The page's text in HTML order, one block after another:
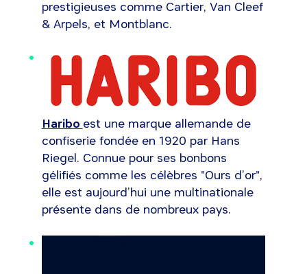
prestigieuses comme Cartier, Van Cleef
& Arpels, et Montblanc.
Haribo est une marque allemande de
confiserie fondée en 1920 par Hans
Riegel. Connue pour ses bonbons
gélifiés comme les célèbres "Ours d’or",
elle est aujourd’hui une multinationale
présente dans de nombreux pays.